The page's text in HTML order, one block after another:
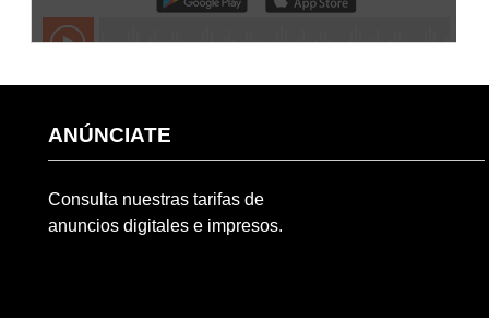
ANÚNCIATE
Consulta nuestras tarifas de
anuncios digitales e impresos.